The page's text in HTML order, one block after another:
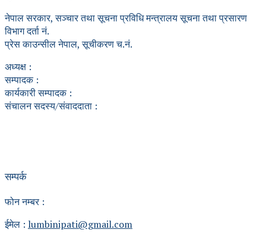
नेपाल सरकार, सञ्चार तथा सूचना प्रविधि मन्त्रालय सूचना तथा प्रसारण
विभाग दर्ता नं.
प्रेस काउन्सील नेपाल, सूचीकरण च.नं.
अध्यक्ष :
सम्पादक :
कार्यकारी सम्पादक :
संचालन सदस्य/संवाददाता :
सम्पर्क
फोन नम्बर :
ईमेल : lumbinipati@gmail.com